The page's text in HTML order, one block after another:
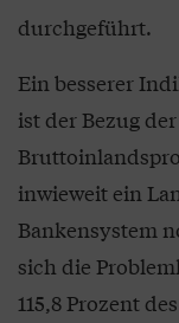
durchgeführt.
Ein besserer
ist der Bezug
inwieweit ein
Bankensystem
sich die
115,8 Prozent